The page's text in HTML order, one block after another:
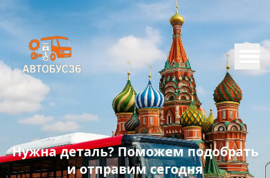
Нужна деталь? Поможем подобрать
и отправим сегодня
Меню
Главная
Каталог
Марки
Информация